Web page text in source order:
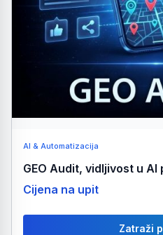
AI & Automatizacija
GEO Audit, vidljivost u
Cijena na upit
Zatraži